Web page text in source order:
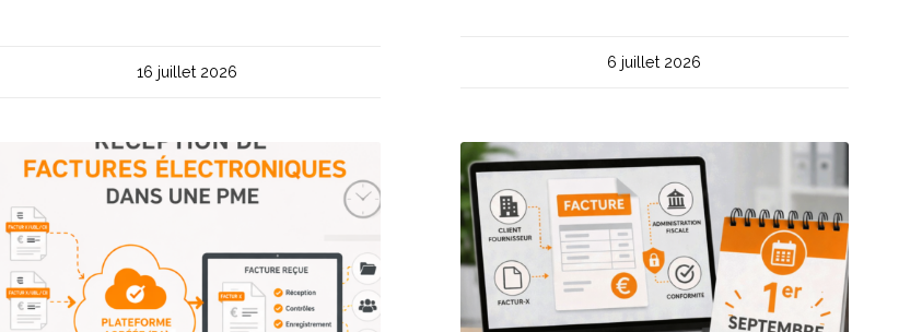
16 juillet 2026
6 juillet 2026